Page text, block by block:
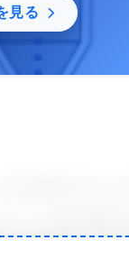
見る
より高めるこ